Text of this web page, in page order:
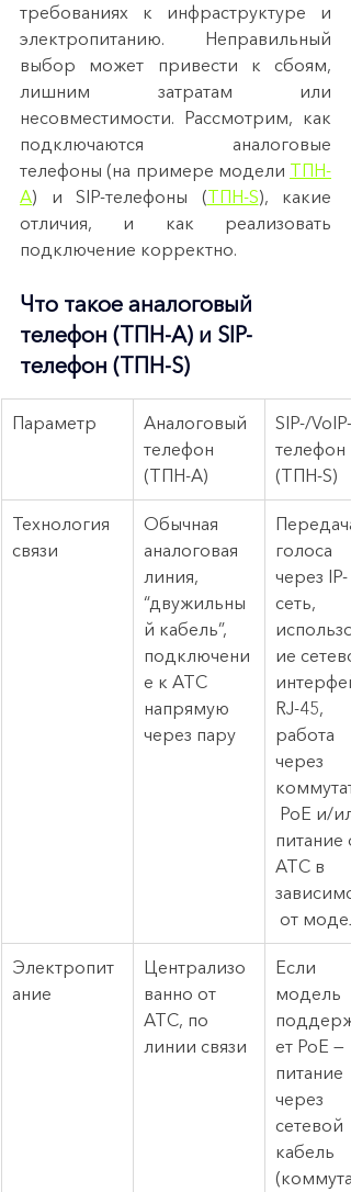
требованиях к инфраструктуре и
электропитанию. Неправильный
выбор может привести к сбоям,
лишним затратам или
несовместимости. Рассмотрим, как
подключаются аналоговые
телефоны (на примере модели ТПН-
A) и SIP-телефоны (ТПН-S), какие
отличия, и как реализовать
подключение корректно.
Что такое аналоговый
телефон (ТПН-A) и SIP-
телефон (ТПН-S)
Параметр
Аналоговый
телефон
(ТПН-A)
SIP-/VoIP-
телефон
(ТПН-S)
Технология
связи
Обычная
аналоговая
линия,
“двужильны
й кабель”,
подключени
е к АТС
напрямую
через пару
Передача
голоса
через IP-
сеть,
ие
RJ-45,
работа
через
PoE и/
питание
АТС в
от
Электропит
ание
Централизо
ванно от
АТС, по
линии связи
Если
модель
ет PoE —
питание
через
сетевой
кабель